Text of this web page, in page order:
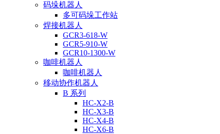
码垛机器人
多可码垛工作站
焊接机器人
GCR3-618-W
GCR5-910-W
GCR10-1300-W
咖啡机器人
咖啡机器人
移动协作机器人
B 系列
HC-X2-B
HC-X3-B
HC-X4-B
HC-X6-B